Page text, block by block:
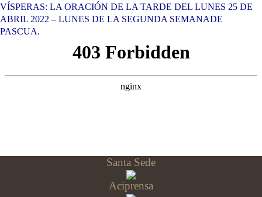
VÍSPERAS: LA ORACIÓN DE LA TARDE DEL LUNES 25 DE
ABRIL 2022 – LUNES DE LA SEGUNDA SEMANADE
PASCUA.
Santa Sede
Aciprensa